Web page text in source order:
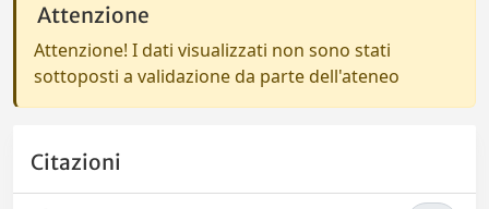
Attenzione
Attenzione! I dati visualizzati non sono stati
sottoposti a validazione da parte dell'ateneo
Citazioni